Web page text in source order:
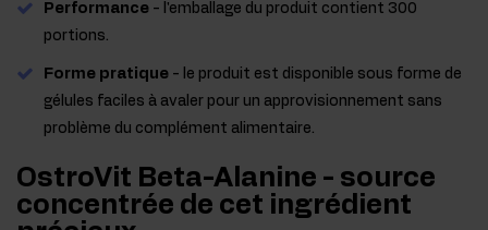
Performance - l'emballage du produit contient 300
portions.
Forme pratique - le produit est disponible sous forme de
gélules faciles à avaler pour un approvisionnement sans
problème du complément alimentaire.
OstroVit Beta-Alanine - source
concentrée de cet ingrédient